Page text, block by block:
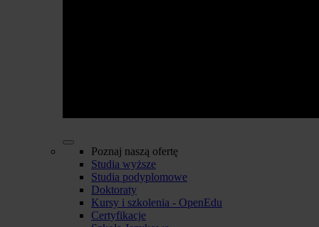
Poznaj naszą ofertę
Studia wyższe
Studia podyplomowe
Doktoraty
Kursy i szkolenia - OpenEdu
Certyfikacje